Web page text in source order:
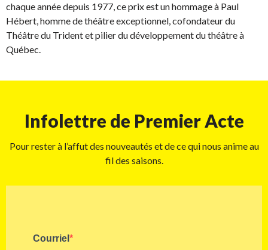
chaque année depuis 1977, ce prix est un hommage à Paul
Hébert, homme de théâtre exceptionnel, cofondateur du
Théâtre du Trident et pilier du développement du théâtre à
Québec.
Infolettre de Premier Acte
Pour rester à l’affut des nouveautés et de ce qui nous anime au
fil des saisons.